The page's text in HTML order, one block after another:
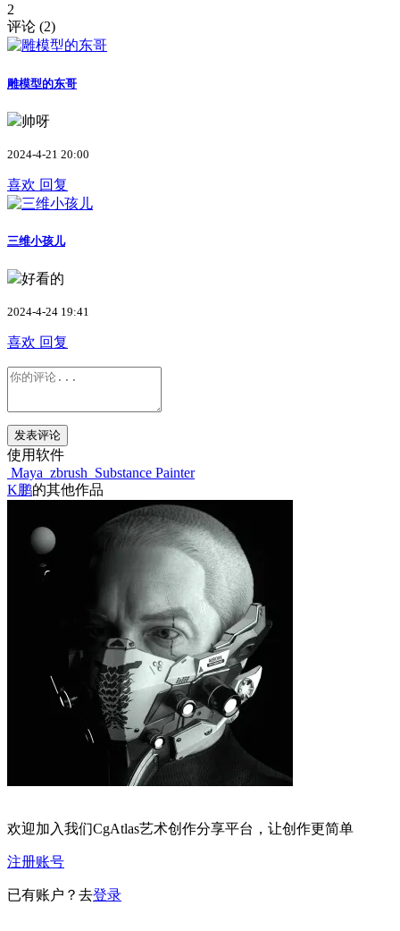
2
评论 (2)
雕模型的东哥
帅呀
2024-4-21 20:00
喜欢 回复
三维小孩儿
好看的
2024-4-24 19:41
喜欢 回复
发表评论
使用软件
Maya zbrush Substance Painter
K鹏的其他作品
欢迎加入我们CgAtlas艺术创作分享平台，让创作更简单
注册账号
已有账户？去登录